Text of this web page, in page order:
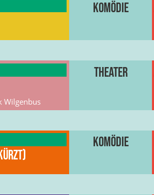
Komödie
Wilgenbus
Theater
Komödie